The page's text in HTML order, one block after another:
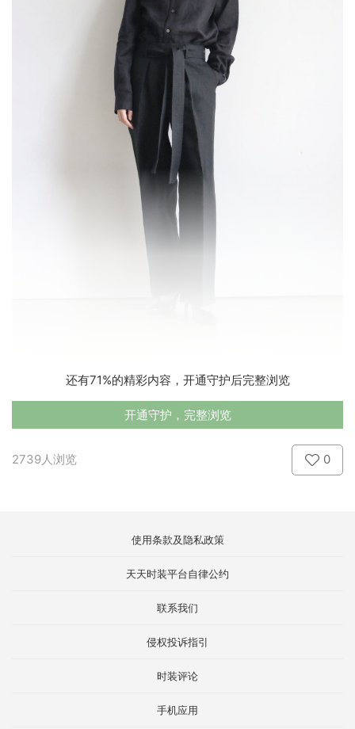
还有71%的精彩内容，开通守护后完整浏览
开通守护，完整浏览
2739人浏览 0
使用条款及隐私政策
天天时装平台自律公约
联系我们
侵权投诉指引
时装评论
手机应用